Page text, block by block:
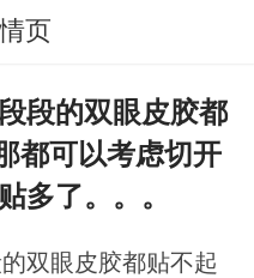
页
段的双眼皮胶都
都可以考虑切开
多了。。。
双眼皮胶都贴不起